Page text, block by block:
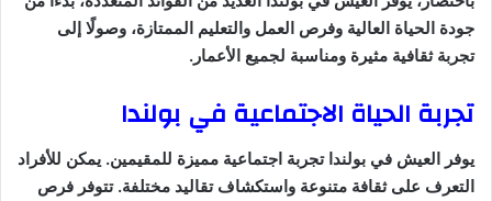
جودة الحياة العالية وفرص العمل والتعليم الممتازة، وصولًا إلى
تجربة ثقافية مثيرة ومناسبة لجميع الأعمار.
تجربة الحياة الاجتماعية في بولندا
يوفر العيش في بولندا تجربة اجتماعية مميزة للمقيمين. يمكن للأفراد
التعرف على ثقافة متنوعة واستكشاف تقاليد مختلفة. تتوفر فرص